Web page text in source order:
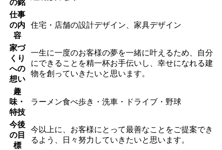
の銘
仕事
の内
容
住宅・店舗の設計デザイン、家具デザイン
家づ
くり
への
想い
一生に一度のお客様の夢を一緒に叶えるため、自分
にできることを精一杯お手伝いし、幸せになれる建
物を創っていきたいと思います。
趣
味・
特技
ラーメン食べ歩き・洗車・ドライブ・野球
今後
の目
標
今以上に、お客様にとって最善なことをご提案でき
るよう、日々努力していきたいと思います。